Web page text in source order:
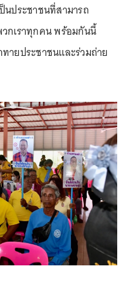
ประชาชนที่สามารถ
กเราทุกคน พร้อมกันนี้
ายประชาชนและร่วมถ่าย